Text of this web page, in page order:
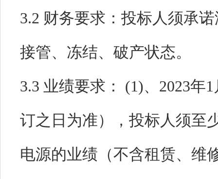
3.2 财务要求： 投标人须承
接管、冻结、破产状态。
3.3 业绩要求： (1)、2023年
订之日为准），投标人须至
电源的业绩（不含租赁、维